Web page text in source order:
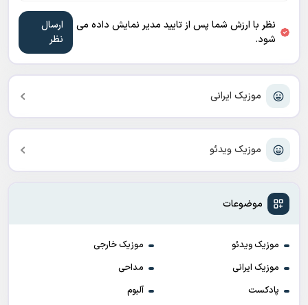
موزیک ایرانی
موزیک ویدئو
موضوعات
موزیک ویدئو
موزیک خارجی
موزیک ایرانی
مداحی
پادکست
آلبوم
نظر با ارزش شما پس از تایید مدیر نمایش داده می
شود.